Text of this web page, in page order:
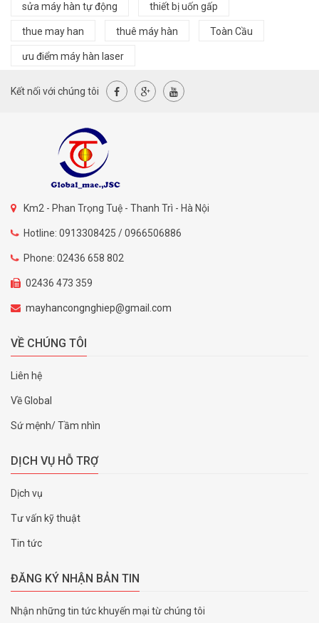
sửa máy hàn tự động thiết bị uốn gấp
thue may han thuê máy hàn Toàn Cầu
ưu điểm máy hàn laser
Kết nối với chúng tôi
Km2 - Phan Trọng Tuệ - Thanh Trì - Hà Nội
Hotline: 0913308425 / 0966506886
Phone: 02436 658 802
02436 473 359
mayhancongnghiep@gmail.com
VỀ CHÚNG TÔI
Liên hệ
Về Global
Sứ mệnh/ Tầm nhìn
DỊCH VỤ HỖ TRỢ
Dịch vụ
Tư vấn kỹ thuật
Tin tức
ĐĂNG KÝ NHẬN BẢN TIN
Nhận những tin tức khuyến mại từ chúng tôi